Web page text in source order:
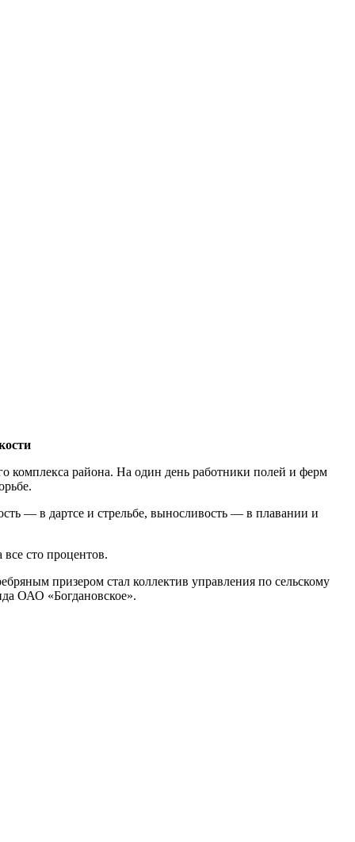
комплекса района. На один день работники полей и ферм
— в дартсе и стрельбе, выносливость — в плавании и
сто процентов.
призером стал коллектив управления по сельскому
ОАО «Богдановское».